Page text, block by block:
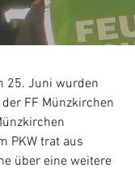
25. Juni wurden
FF Münzkirchen
PKW trat aus
über eine weitere